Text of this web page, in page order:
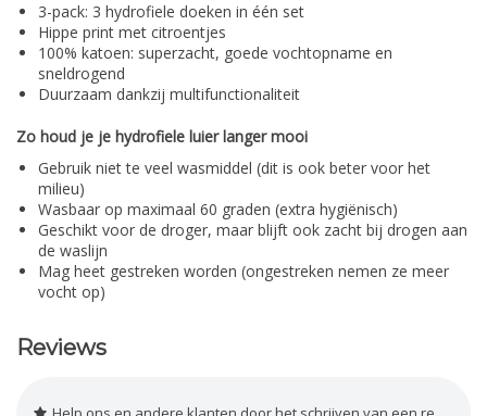
3-pack: 3 hydrofiele doeken in één set
Hippe print met citroentjes
100% katoen: superzacht, goede vochtopname en
sneldrogend
Duurzaam dankzij multifunctionaliteit
Zo houd je je hydrofiele luier langer mooi
Gebruik niet te veel wasmiddel (dit is ook beter voor het
milieu)
Wasbaar op maximaal 60 graden (extra hygiënisch)
Geschikt voor de droger, maar blijft ook zacht bij drogen aan
de waslijn
Mag heet gestreken worden (ongestreken nemen ze meer
vocht op)
Reviews